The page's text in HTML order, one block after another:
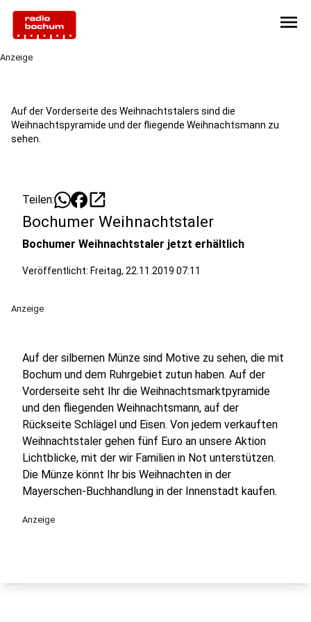
menu
Anzeige
Auf der Vorderseite des Weihnachtstalers sind die
Weihnachtspyramide und der fliegende Weihnachtsmann zu
sehen.
Teilen: open_in_new
Bochumer Weihnachtstaler
Bochumer Weihnachtstaler jetzt erhältlich
Veröffentlicht: Freitag, 22.11.2019 07:11
Anzeige
Auf der silbernen Münze sind Motive zu sehen, die mit
Bochum und dem Ruhrgebiet zutun haben. Auf der
Vorderseite seht Ihr die Weihnachtsmarktpyramide
und den fliegenden Weihnachtsmann, auf der
Rückseite Schlägel und Eisen. Von jedem verkauften
Weihnachtstaler gehen fünf Euro an unsere Aktion
Lichtblicke, mit der wir Familien in Not unterstützen.
Die Münze könnt Ihr bis Weihnachten in der
Mayerschen-Buchhandlung in der Innenstadt kaufen.
Anzeige